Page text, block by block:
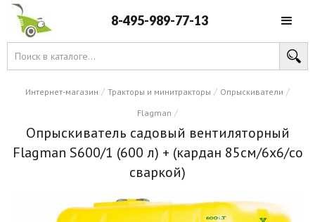
8-495-989-77-13
Интернет-магазин / Тракторы и минитракторы / Опрыскиватели /
Flagman /
Опрыскиватель садовый вентиляторный
Flagman S600/1 (600 л) + (кардан 85см/6х6/со
сваркой)